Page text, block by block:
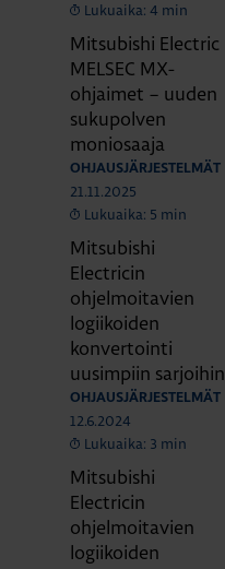
Lukuaika: 4 min
Mitsubishi Electric
MELSEC MX-
ohjaimet – uuden
sukupolven
moniosaaja
OHJAUSJÄRJESTELMÄT
21.11.2025
Lukuaika: 5 min
Mitsubishi
Electricin
ohjelmoitavien
logiikoiden
konvertointi
uusimpiin sarjoihin
OHJAUSJÄRJESTELMÄT
12.6.2024
Lukuaika: 3 min
Mitsubishi
Electricin
ohjelmoitavien
logiikoiden